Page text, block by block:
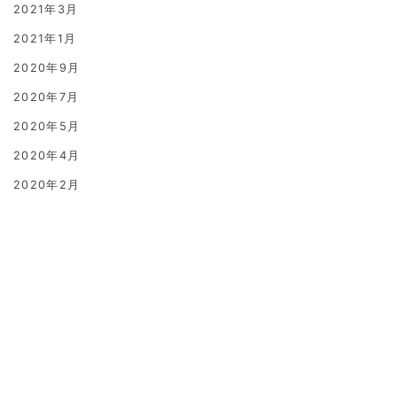
2021年3月
2021年1月
2020年9月
2020年7月
2020年5月
2020年4月
2020年2月